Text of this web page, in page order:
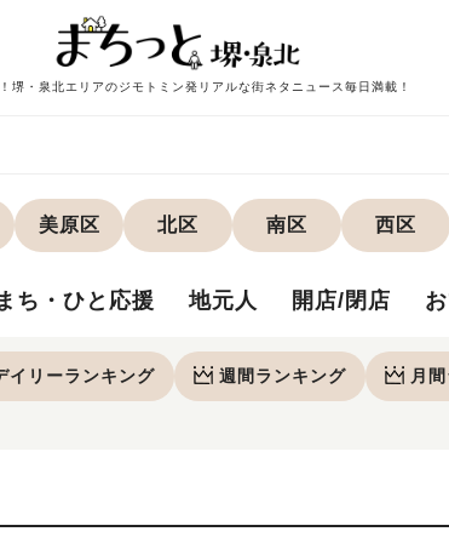
堺・泉北エリアのジモトミン発リアルな街ネタニュース毎日満載！
美原区 北区 南区 西区
ち・ひと応援 地元人 開店/閉店
イリーランキング 週間 ランキング 月間